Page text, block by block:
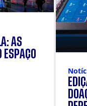
AS
ESPAÇO